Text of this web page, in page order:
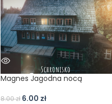
Magnes Jagodna nocą
8.00zł 6.00 zł